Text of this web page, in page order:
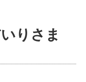
りさま